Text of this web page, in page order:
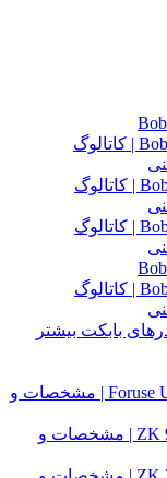
مینی لودر بابکت Bobcat T320 | کاتالوگ
مینی لودر بابکت Bobcat S185 | کاتالوگ
مینی لودر بابکت Bobcat S130 | کاتالوگ
مینی لودر بابکت Bobcat S300 | کاتالوگ
بابکت بیشتر
مینی لودر فوریوز Foruse UZ 1020 | مشخصات و
مینی لودر زرین کوپال ZK 950 | مشخصات و